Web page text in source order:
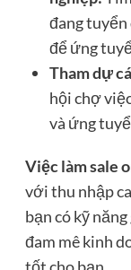
đang
để ứng
Tham dự
hội chợ
và ứng
Việc làm sale
với thu nhập
bạn có kỹ
đam mê kinh